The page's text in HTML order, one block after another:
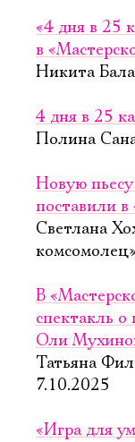
«4 дня в 25
в
Никита
4 дня в 25
Полина
Новую
поставили
Светлана
В
спектакль
Оли
Татьяна
7.10.2025
«Игра для